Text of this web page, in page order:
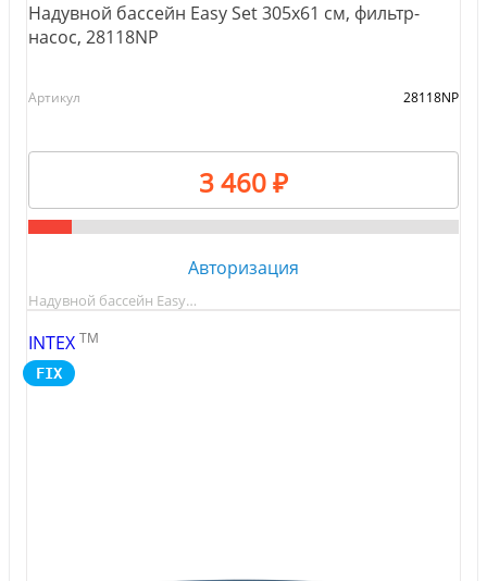
Надувной бассейн Easy Set 305х61 см, фильтр-
насос, 28118NP
Артикул 28118NP
3 460 ₽
Авторизация
Надувной бассейн Easy…
INTEX TM
FIX